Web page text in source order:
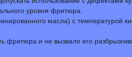
уровня фритюра.
масла) с температурой
фритюра и не вызвало его